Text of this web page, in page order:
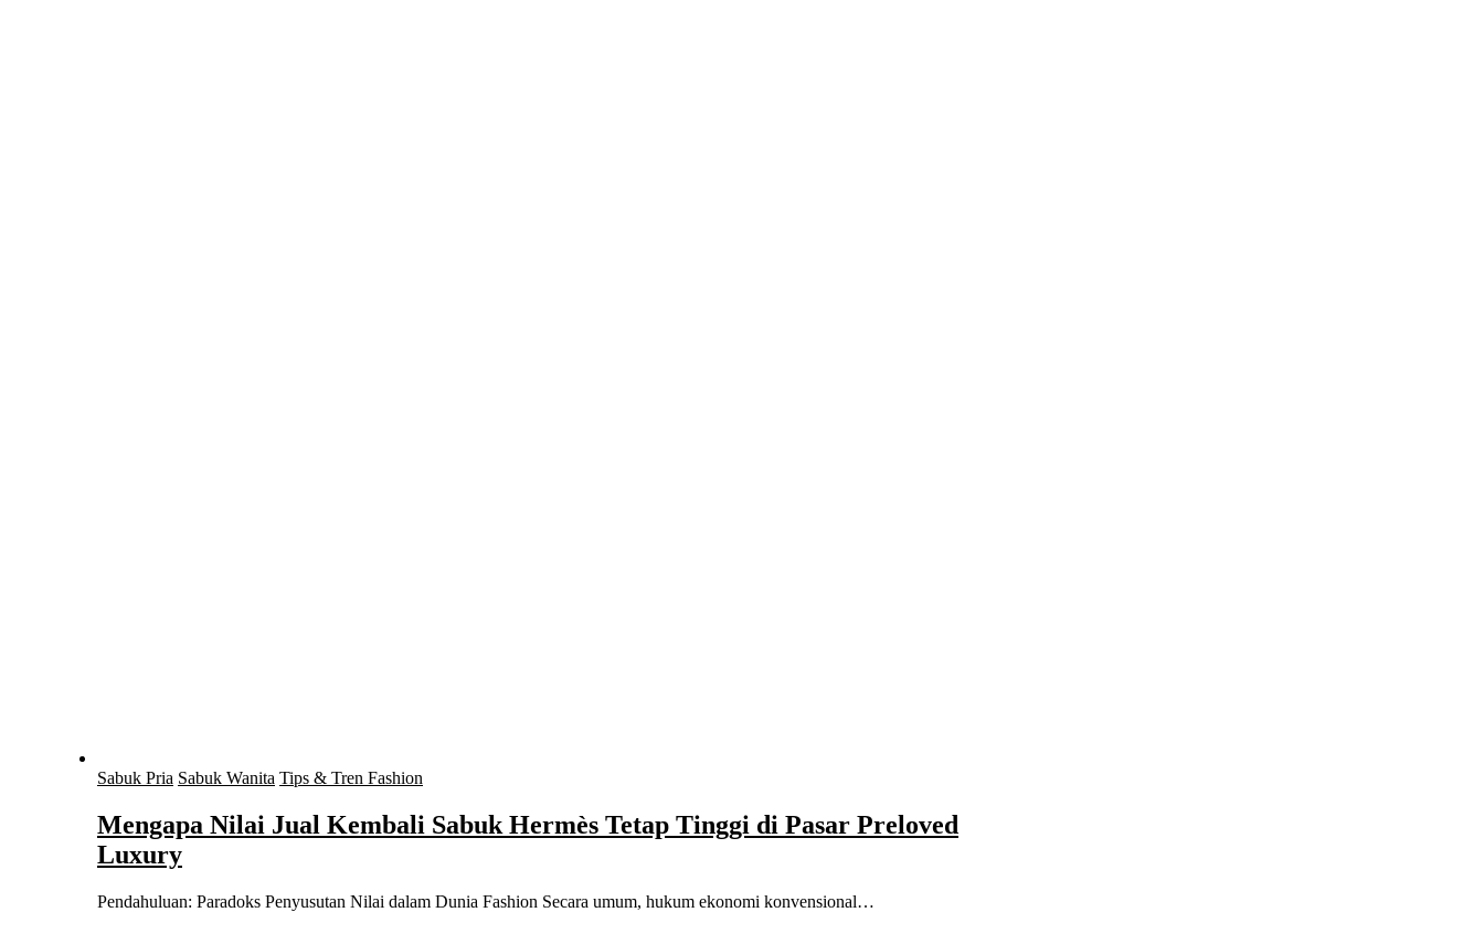
Sabuk Pria Sabuk Wanita Tips & Tren Fashion
Mengapa Nilai Jual Kembali Sabuk Hermès Tetap Tinggi di Pasar Preloved
Luxury
Pendahuluan: Paradoks Penyusutan Nilai dalam Dunia Fashion Secara umum, hukum ekonomi konvensional…